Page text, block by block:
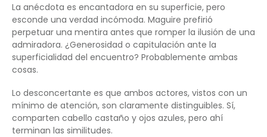
La anécdota es encantadora en su superficie, pero
esconde una verdad incómoda. Maguire prefirió
perpetuar una mentira antes que romper la ilusión de una
admiradora. ¿Generosidad o capitulación ante la
superficialidad del encuentro? Probablemente ambas
cosas.
Lo desconcertante es que ambos actores, vistos con un
mínimo de atención, son claramente distinguibles. Sí,
comparten cabello castaño y ojos azules, pero ahí
terminan las similitudes.